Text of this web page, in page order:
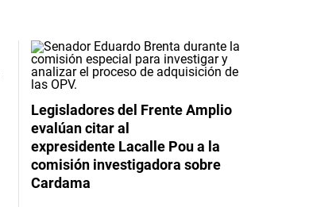
Legisladores del Frente Amplio
evalúan citar al
expresidente Lacalle Pou a la
comisión investigadora sobre
Cardama